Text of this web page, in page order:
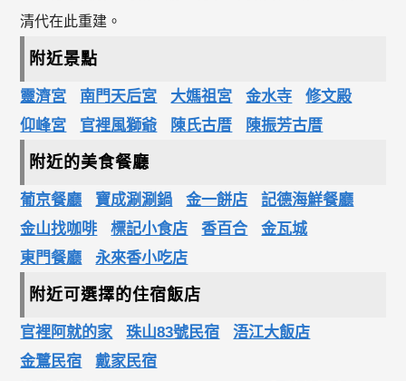
清代在此重建。
附近景點
靈濟宮 南門天后宮 大媽祖宮 金水寺
修文殿
仰峰宮
官裡風獅爺 陳氏古厝 陳振芳古厝
附近的美食餐廳
葡京餐廳 寶成涮涮鍋 金一餅店
記德海鮮餐廳
金山找咖啡
標記小食店 香百合
金瓦城
東門餐廳
永來香小吃店
附近可選擇的住宿飯店
官裡阿就的家 珠山83號民宿
浯江大飯店
金鷺民宿
戴家民宿